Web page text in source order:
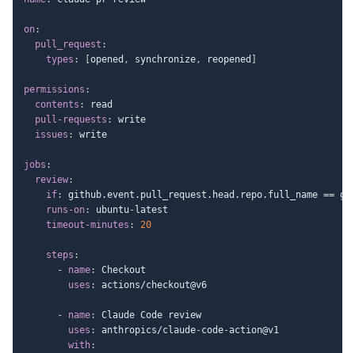
on:
pull_request :
types : opened , synchronize, reopened
permissions :
contents :
read
pull-requests :
write
issues : write
jobs :
review:
if:
github.event.pull_request.head.repo.full_name ==
runs-on: ubuntu- latest
timeout-minutes : 20
steps :
-
name:
Checkout
uses : actions/checkout@v6
- name:
Claude Code review
uses : anthropics/claude-code-action@v1
with: